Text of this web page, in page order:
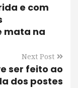
e com
mata na
Next Post
ser feito ao
dos postes